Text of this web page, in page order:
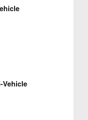
Vehicle